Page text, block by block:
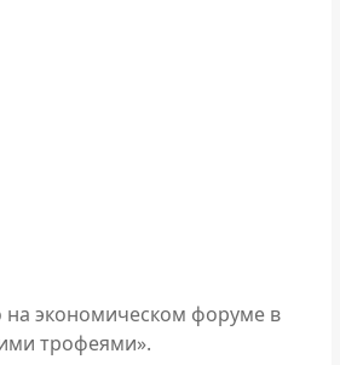
на экономическом форуме в
трофеями».